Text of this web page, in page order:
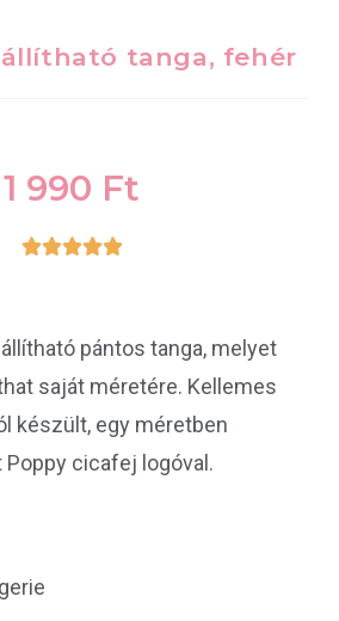
tanga, fehér
1 990 Ft

pántos tanga, melyet
saját méretére. Kellemes
készült, egy méretben
cicafej logóval.